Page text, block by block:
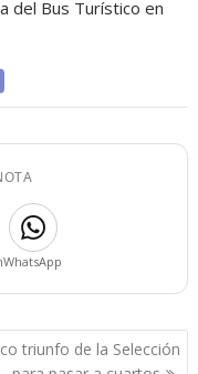
del Bus Turístico en
WhatsApp
triunfo de la Selección